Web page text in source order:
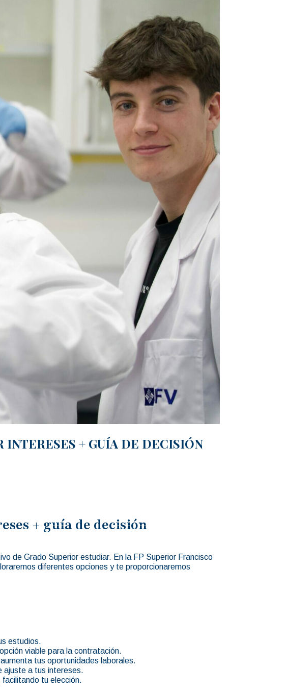
INTERESES + GUÍA DE DECISIÓN
+ guía de decisión
de Grado Superior estudiar. En la FP Superior Francisco
diferentes opciones y te proporcionaremos
estudios.
viable para la contratación.
tus oportunidades laborales.
ajuste a tus intereses.
tu elección.